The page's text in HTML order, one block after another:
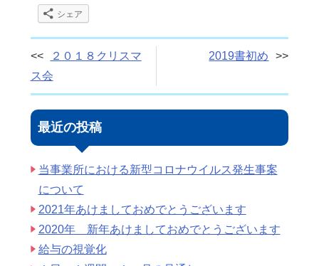
シェア
２０１８クリスマ
ス会
2019書初め
最近の投稿
当事業所における新型コロナウイルス発生事案
について
2021年あけましておめでとうございます
2020年 新年あけましておめでとうございます
給与の視覚化